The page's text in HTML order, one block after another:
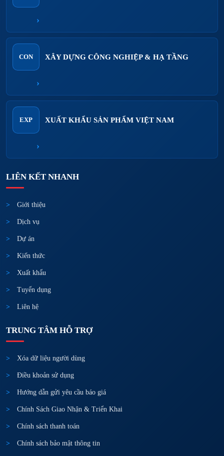
›
CON XÂY DỰNG CÔNG NGHIỆP & HẠ TẦNG
›
EXP XUẤT KHẨU SẢN PHẨM VIỆT NAM
›
LIÊN KẾT NHANH
Giới thiệu
Dịch vụ
Dự án
Kiến thức
Xuất khẩu
Tuyển dụng
Liên hệ
TRUNG TÂM HỖ TRỢ
Xóa dữ liệu người dùng
Điều khoản sử dụng
Hướng dẫn gửi yêu cầu báo giá
Chính Sách Giao Nhận & Triển Khai
Chính sách thanh toán
Chính sách bảo mật thông tin